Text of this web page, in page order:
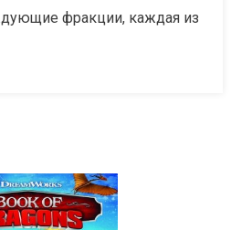
фракции, каждая из